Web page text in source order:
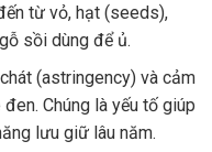
từ vỏ, hạt (seeds),
sồi dùng để ủ.
(astringency) và cảm
Chúng là yếu tố giúp
lưu giữ lâu năm.